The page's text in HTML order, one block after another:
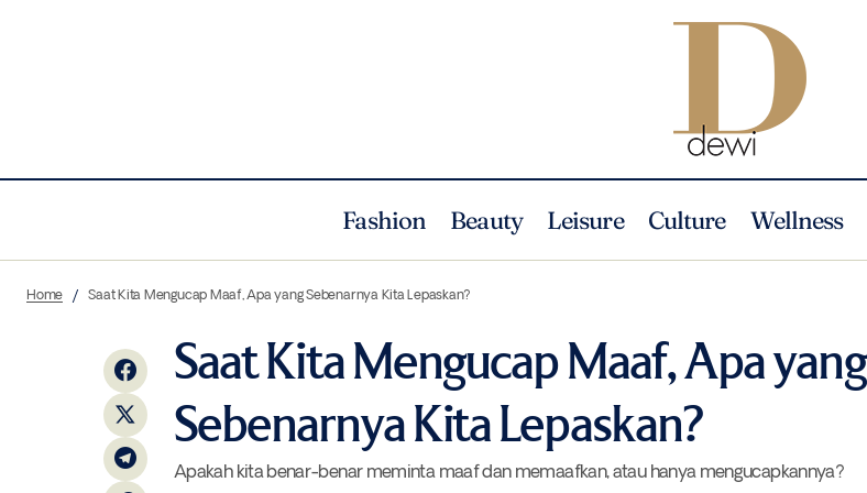
Fashion Beauty Leisure Culture Wellness
Insomnia? Hotel di Singapura Ini Akan
Membantu Tidur Anda
Jiwa
Home Saat Kita Mengucap Maaf, Apa yang Sebenarnya Kita Lepaskan?
Saat Kita Mengucap Maaf, Apa yang
Sebenarnya Kita Lepaskan?
Apakah kita benar-benar meminta maaf dan memaafkan, atau hanya mengucapkannya?